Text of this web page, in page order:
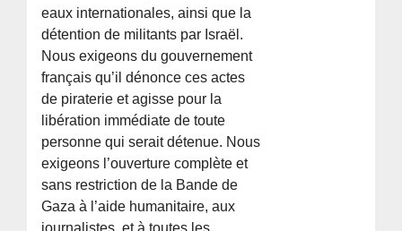
eaux internationales, ainsi que la
détention de militants par Israël.
Nous exigeons du gouvernement
français qu’il dénonce ces actes
de piraterie et agisse pour la
libération immédiate de toute
personne qui serait détenue. Nous
exigeons l’ouverture complète et
sans restriction de la Bande de
Gaza à l’aide humanitaire, aux
journalistes, et à toutes les